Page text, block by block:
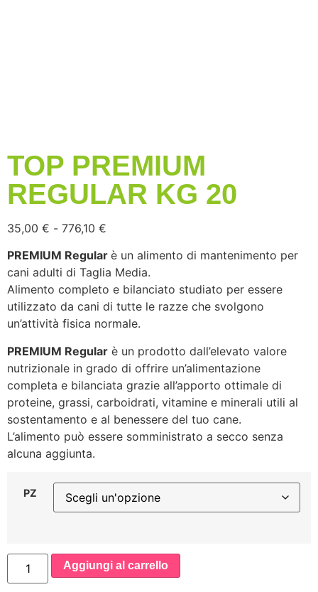
TOP PREMIUM
REGULAR KG 20
35,00 € - 776,10 €
PREMIUM Regular è un alimento di mantenimento per
cani adulti di Taglia Media.
Alimento completo e bilanciato studiato per essere
utilizzato da cani di tutte le razze che svolgono
un’attività fisica normale.
PREMIUM Regular è un prodotto dall’elevato valore
nutrizionale in grado di offrire un’alimentazione
completa e bilanciata grazie all’apporto ottimale di
proteine, grassi, carboidrati, vitamine e minerali utili al
sostentamento e al benessere del tuo cane.
L’alimento può essere somministrato a secco senza
alcuna aggiunta.
PZ
Aggiungi al carrello